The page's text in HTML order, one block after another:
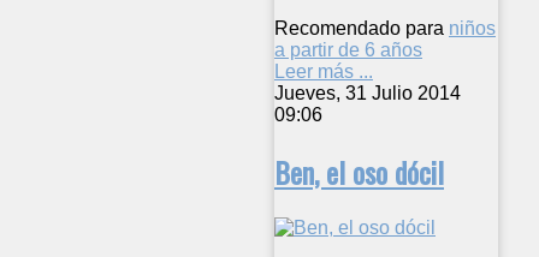
Recomendado para niños
a partir de 6 años
Leer más ...
Jueves, 31 Julio 2014
09:06
Ben, el oso dócil